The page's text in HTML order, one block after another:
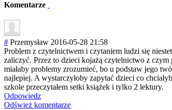
Komentarze
# Przemysław 2016-05-28 21:58
Problem z czytelnictwem i czytaniem ludzi się
zaliczyć. Przez to dzieci kojażą czytelnictwo z
miałaby problemy zrozumieć, bo u podstaw jego
najlepiej. A wystarczyłoby zapytać dzieci co
szkole przeczytałem setki książek i tylko 2 lektury.
Odpowiedz
Odśwież komentarze